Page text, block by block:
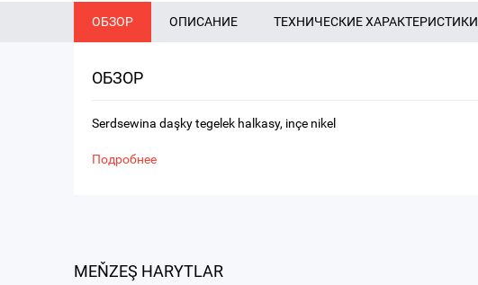
ОБЗОР ОПИСАНИЕ ТЕХНИЧЕСКИЕ ХАРАКТЕРИСТИКИ
ОБЗОР
Serdsewina daşky tegelek halkasy, inçe nikel
Подробнее
MEŇZEŞ HARYTLAR